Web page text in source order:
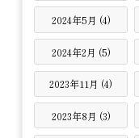
2024年5月 (4)
2024年2月 (5)
2023年11月 (4)
2023年8月 (3)